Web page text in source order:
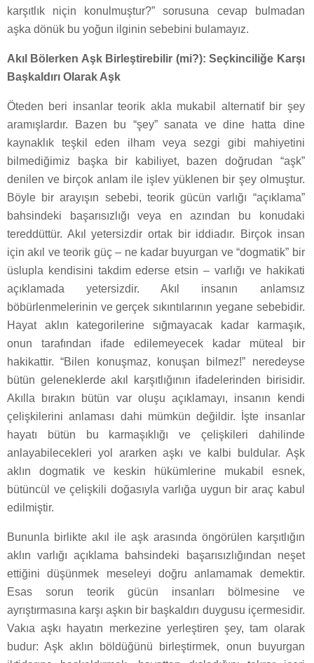
karşıtlık niçin konulmuştur?” sorusuna cevap bulmadan
aşka dönük bu yoğun ilginin sebebini bulamayız.
Akıl Bölerken Aşk Birleştirebilir (mi?): Seçkinciliğe Karşı
Başkaldırı Olarak Aşk
Öteden beri insanlar teorik akla mukabil alternatif bir şey
aramışlardır. Bazen bu “şey” sanata ve dine hatta dine
kaynaklık teşkil eden ilham veya sezgi gibi mahiyetini
bilmediğimiz başka bir kabiliyet, bazen doğrudan “aşk”
denilen ve birçok anlam ile işlev yüklenen bir şey olmuştur.
Böyle bir arayışın sebebi, teorik gücün varlığı “açıklama”
bahsindeki başarısızlığı veya en azından bu konudaki
tereddüttür. Akıl yetersizdir ortak bir iddiadır. Birçok insan
için akıl ve teorik güç – ne kadar buyurgan ve “dogmatik” bir
üslupla kendisini takdim ederse etsin – varlığı ve hakikati
açıklamada yetersizdir. Akıl insanın anlamsız
böbürlenmelerinin ve gerçek sıkıntılarının yegane sebebidir.
Hayat aklın kategorilerine sığmayacak kadar karmaşık,
onun tarafından ifade edilemeyecek kadar müteal bir
hakikattir. “Bilen konuşmaz, konuşan bilmez!” neredeyse
bütün geleneklerde akıl karşıtlığının ifadelerinden birisidir.
Akılla bırakın bütün var oluşu açıklamayı, insanın kendi
çelişkilerini anlaması dahi mümkün değildir. İşte insanlar
hayatı bütün bu karmaşıklığı ve çelişkileri dahilinde
anlayabilecekleri yol ararken aşkı ve kalbi buldular. Aşk
aklın dogmatik ve keskin hükümlerine mukabil esnek,
bütüncül ve çelişkili doğasıyla varlığa uygun bir araç kabul
edilmiştir.
Bununla birlikte akıl ile aşk arasında öngörülen karşıtlığın
aklın varlığı açıklama bahsindeki başarısızlığından neşet
ettiğini düşünmek meseleyi doğru anlamamak demektir.
Esas sorun teorik gücün insanları bölmesine ve
ayrıştırmasına karşı aşkın bir başkaldırı duygusu içermesidir.
Vakıa aşkı hayatın merkezine yerleştiren şey, tam olarak
budur: Aşk aklın böldüğünü birleştirmek, onun buyurgan